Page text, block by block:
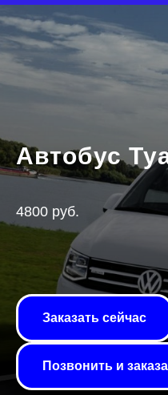
Автобус
4800 руб.
Заказать сейчас
Позвонить и